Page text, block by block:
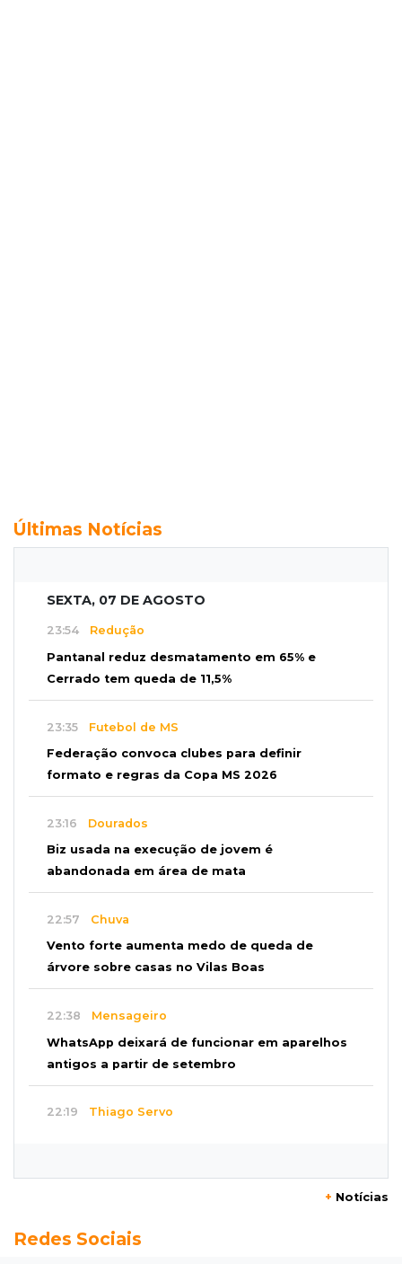
Últimas Notícias
SEXTA, 07 DE AGOSTO
23:54 Redução
Pantanal reduz desmatamento em 65% e
Cerrado tem queda de 11,5%
23:35 Futebol de MS
Federação convoca clubes para definir
formato e regras da Copa MS 2026
23:16 Dourados
Biz usada na execução de jovem é
abandonada em área de mata
22:57 Chuva
Vento forte aumenta medo de queda de
árvore sobre casas no Vilas Boas
22:38 Mensageiro
WhatsApp deixará de funcionar em aparelhos
antigos a partir de setembro
22:19 Thiago Servo
Semana vai começar com 909 novas
+ Notícias
Redes Sociais